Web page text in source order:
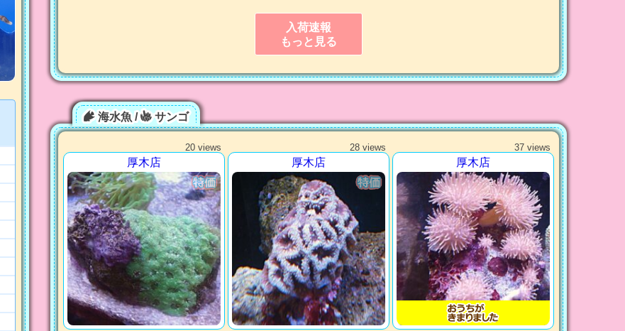
入荷速報
もっと見る
海水魚 / サンゴ
20 views
厚木店
28 views
厚木店
37 views
厚木店